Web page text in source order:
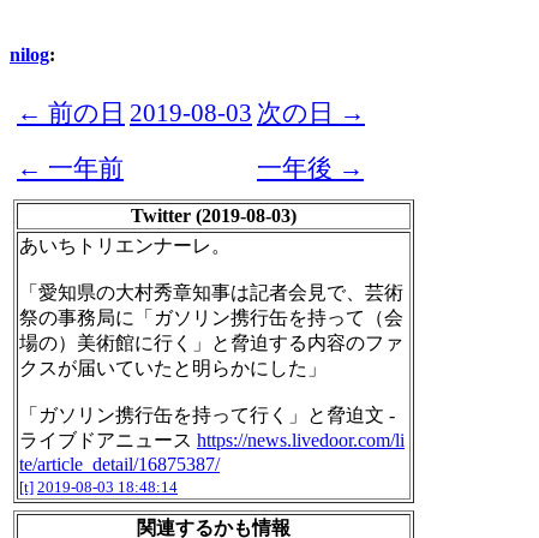
nilog:
← 前の日 2019-08-03 次の日 →
← 一年前
一年後 →
Twitter (2019-08-03)
あいちトリエンナーレ。
「愛知県の大村秀章知事は記者会見で、芸術
祭の事務局に「ガソリン携行缶を持って（会
場の）美術館に行く」と脅迫する内容のファ
クスが届いていたと明らかにした」
「ガソリン携行缶を持って行く」と脅迫文 -
ライブドアニュース https://news.livedoor.com/li
te/article_detail/16875387/
[t] 2019-08-03 18:48:14
関連するかも情報